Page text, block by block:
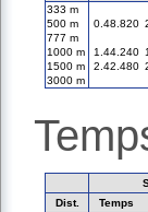
333 m
500 m
0.48.820
777 m
1000 m
1.44.240
1500 m
2.42.480
3000 m
Dist.
Temps